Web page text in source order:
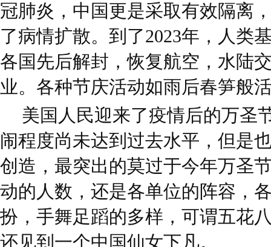
冠肺炎，中国更是采取有效隔离
了病情扩散。到了2023年，人类
各国先后解封，恢复航空，水陆
业。各种节庆活动如雨后春笋般
美国人民迎来了疫情后的万圣
闹程度尚未达到过去水平，但是
创造，最突出的莫过于今年万圣
动的人数，还是各单位的阵容，
扮，手舞足蹈的多样，可谓五花
还见到一个中国仙女下凡。